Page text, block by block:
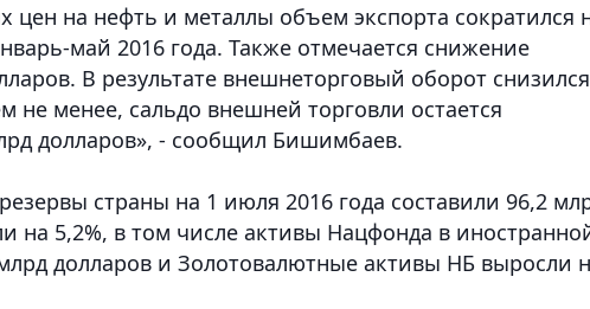
цен на нефть и металлы объем экспорта сократился
май 2016 года. Также отмечается снижение
В результате внешнеторговый оборот снизился
не менее, сальдо внешней торговли остается
долларов», - сообщил Бишимбаев.
страны на 1 июля 2016 года составили 96,2
на 5,2%, в том числе активы Нацфонда в
долларов и Золотовалютные активы НБ выросли